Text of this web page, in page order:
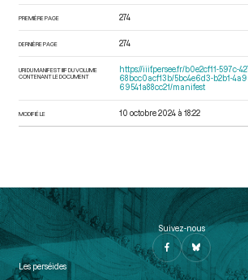
PREMIÈRE PAGE 274
DERNIÈRE PAGE 274
URI DU MANIFEST IIIF DU VOLUME
CONTENANT LE DOCUMENT
https://iiif.persee.fr/b0e2cf11-597c-
68bcc0acf13b/5bc4e6d3-b2b1-
69541a88cc21/manifest
MODIFIÉ LE 10 octobre 2024 à 18:22
Suivez-nous
Les perséides